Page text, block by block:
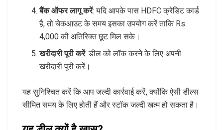
बैंक ऑफर लागू करें: यदि आपके पास HDFC क्रेडिट कार्ड
है, तो चेकआउट के समय इसका उपयोग करें ताकि Rs
4,000 की अतिरिक्त छूट मिल सके।
खरीदारी पूरी करें: डील को लॉक करने के लिए अपनी
खरीदारी पूरी करें।
यह सुनिश्चित करें कि आप जल्दी कार्रवाई करें, क्योंकि ऐसी डील्स
सीमित समय के लिए होती हैं और स्टॉक जल्दी खत्म हो सकता है।